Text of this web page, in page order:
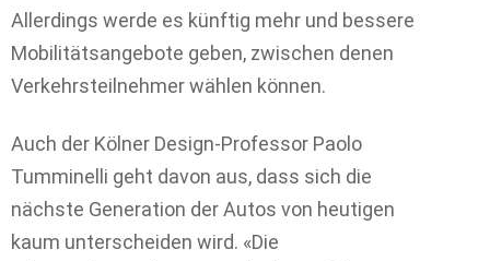
Allerdings werde es künftig mehr und bessere
Mobilitätsangebote geben, zwischen denen
Verkehrsteilnehmer wählen können.
Auch der Kölner Design-Professor Paolo
Tumminelli geht davon aus, dass sich die
nächste Generation der Autos von heutigen
kaum unterscheiden wird. «Die